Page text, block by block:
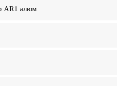
AR1 алюм